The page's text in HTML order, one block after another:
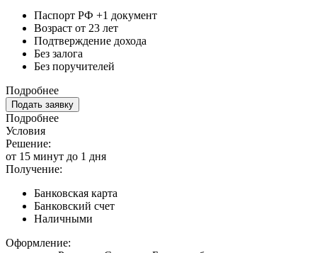
Паспорт РФ +1 документ
Возраст от 23 лет
Подтверждение дохода
Без залога
Без поручителей
Подробнее
Подать заявку
Подробнее
Условия
Решение:
от 15 минут до 1 дня
Получение:
Банковская карта
Банковский счет
Наличными
Оформление: